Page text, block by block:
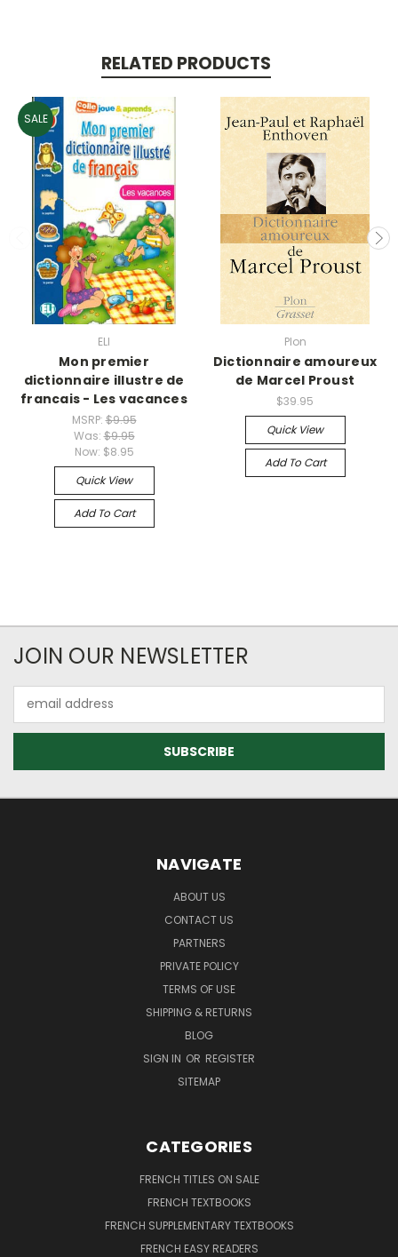
RELATED PRODUCTS
SALE
ELI
Mon premier
dictionnaire illustre de
francais - Les vacances
MSRP:$9.95
Was:$9.95
Now: $8.95
Quick View
Add To Cart
Plon
Dictionnaire amoureux
de Marcel Proust
$39.95
Quick View
Add To Cart
JOIN OUR NEWSLETTER
Address
NAVIGATE
ABOUT US
CONTACT US
PARTNERS
PRIVATE POLICY
TERMS OF USE
SHIPPING & RETURNS
BLOG
SIGN IN OR REGISTER
SITEMAP
CATEGORIES
FRENCH TITLES ON SALE
FRENCH TEXTBOOKS
FRENCH SUPPLEMENTARY TEXTBOOKS
FRENCH EASY READERS